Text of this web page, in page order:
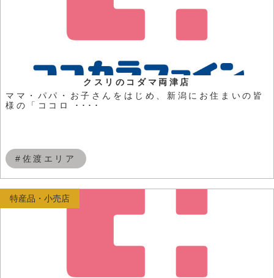
クスリのコダマ両津店
ママ・パパ・お子さんをはじめ、新潟にお住まいの皆
様の「ココロ ････
#佐渡エリア
特産品・小売店